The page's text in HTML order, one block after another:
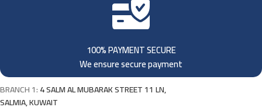
100% PAYMENT SECURE
We ensure secure payment
BRANCH 1:4 SALM AL MUBARAK STREET 11 LN,
SALMIA, KUWAIT